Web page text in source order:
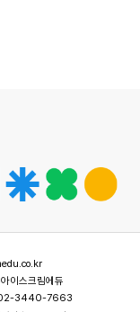
이스크림에듀
3440-7663